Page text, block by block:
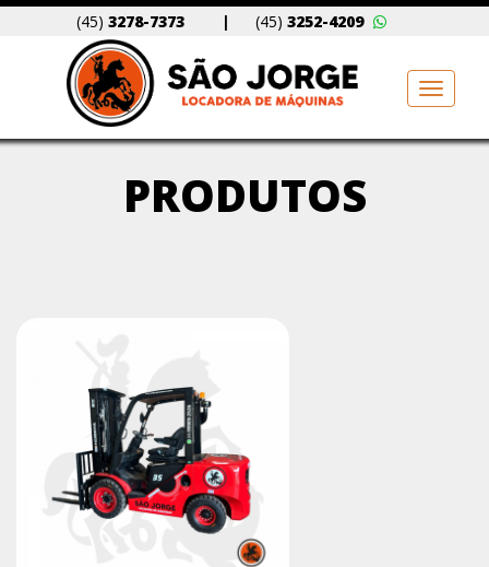
(45) 3278-7373 | (45) 3252-4209
Toggle
PRODUTOS